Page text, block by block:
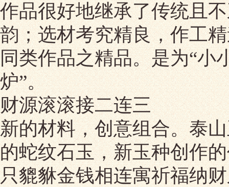
作品很好地继承了传统且
韵；选材考究精良，作工
同类作品之精品。是为“小
炉”。
财源滚滚接二连三
新的材料，创意组合。泰
的蛇纹石玉，新玉种创作
只貔貅金钱相连寓祈福纳